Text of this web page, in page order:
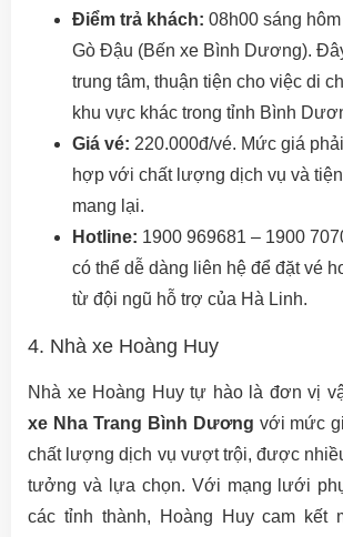
Điểm trả khách: 08h00 sáng
Gò Đậu (Bến xe Bình Dương).
trung tâm, thuận tiện cho việc di
khu vực khác trong tỉnh Bình
Giá vé: 220.000đ/vé. Mức giá
hợp với chất lượng dịch vụ và
mang lại.
Hotline: 1900 969681 – 1900
có thể dễ dàng liên hệ để đặt vé
từ đội ngũ hỗ trợ của Hà Linh.
4. Nhà xe Hoàng Huy
Nhà xe Hoàng Huy tự hào là đơn vị
xe Nha Trang Bình Dương với mức
chất lượng dịch vụ vượt trội, được
tưởng và lựa chọn. Với mạng lưới
các tỉnh thành, Hoàng Huy cam kết